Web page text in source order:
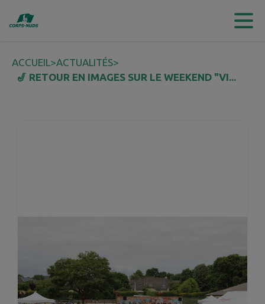
Contenu
ACCUEIL>ACTUALITÉS>
🎷 RETOUR EN IMAGES SUR LE WEEKEND "VI...